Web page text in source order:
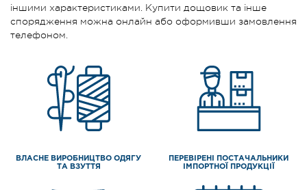
іншими характеристиками. Купити дощовик та інше
спорядження можна онлайн або оформивши замовлення
телефоном.
ВЛАСНЕ ВИРОБНИЦТВО ОДЯГУ
ТА ВЗУТТЯ
ПЕРЕВІРЕНІ ПОСТАЧАЛЬНИКИ
ІМПОРТНОЇ ПРОДУКЦІЇ